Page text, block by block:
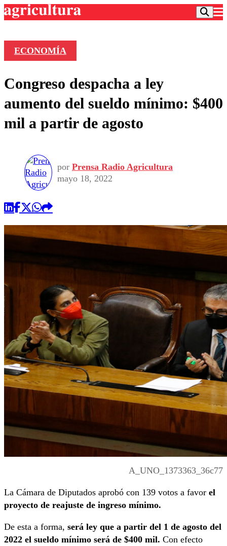
Frecuencias
Agricultura TV
Deportes
Colo Colo
Seleccion Chilena
Torneo Internacional
Entretención
Economía
Internacional
Publicaciones en medios
Opinión
Programas
ECONOMÍA
Congreso despacha a ley
aumento del sueldo mínimo: $400
mil a partir de agosto
por Prensa Radio Agricultura
mayo 18, 2022
A_UNO_1373363_36c77
La Cámara de Diputados aprobó con 139 votos a favor el
proyecto de reajuste de ingreso mínimo.
De esta a forma, será ley que a partir del 1 de agosto del
2022 el sueldo mínimo será de $400 mil. Con efecto